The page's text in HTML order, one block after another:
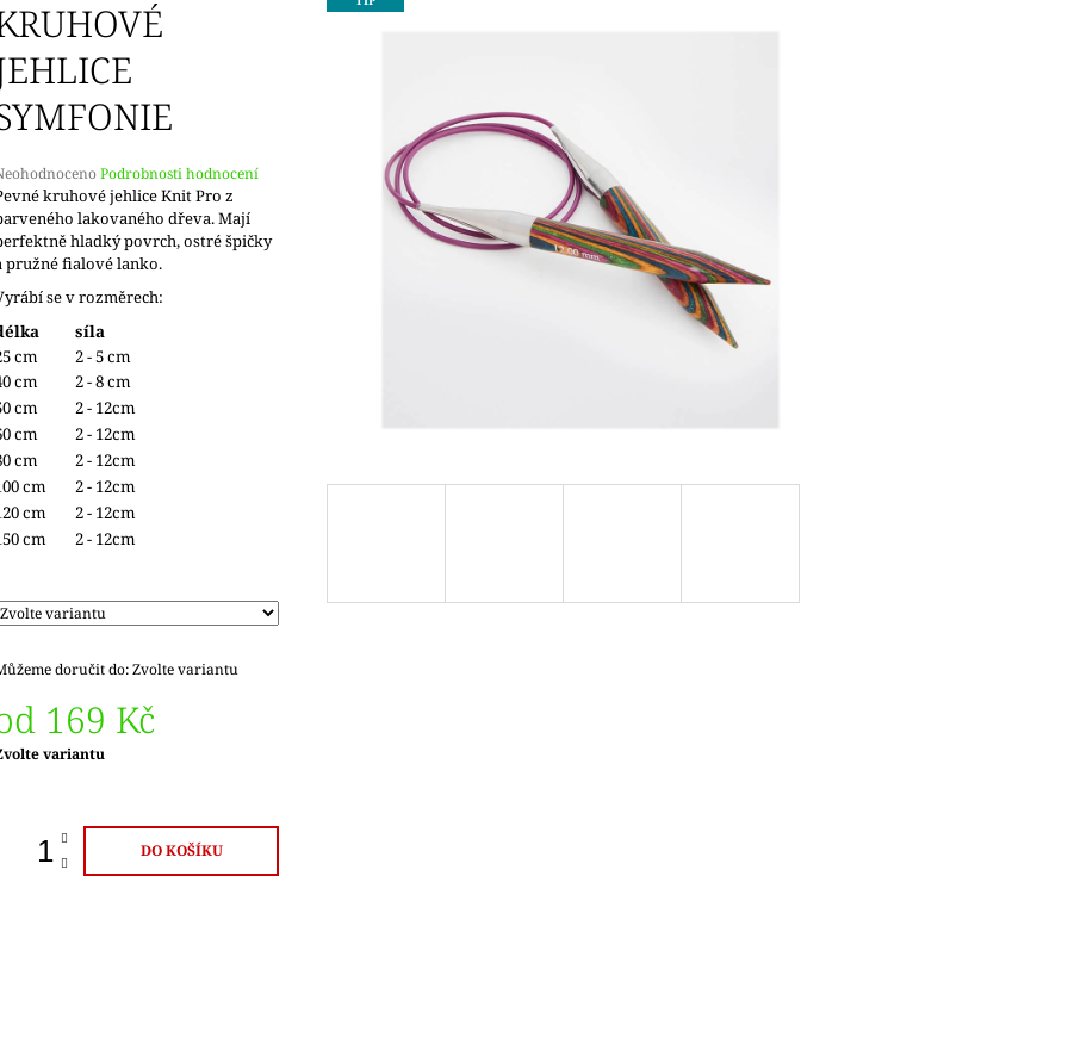
hvězdiček.
Podrobnosti hodnocení
kruhové jehlice Knit Pro z
lakovaného dřeva. Mají
hladký povrch, ostré špičky
pružné fialové lanko.
se v rozměrech:
síla
cm
2 - 5 cm
cm
2 - 8 cm
cm
2 - 12cm
cm
2 - 12cm
cm
2 - 12cm
cm
2 - 12cm
cm
2 - 12cm
cm
2 - 12cm
doručit do:Zvolte variantu
169 Kč
variantu
DO KOŠÍKU
Kč
165 Kč